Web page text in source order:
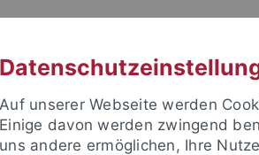
Auf unserer Webseite werden
Einige davon werden zwingend
uns andere ermöglichen, Ihre